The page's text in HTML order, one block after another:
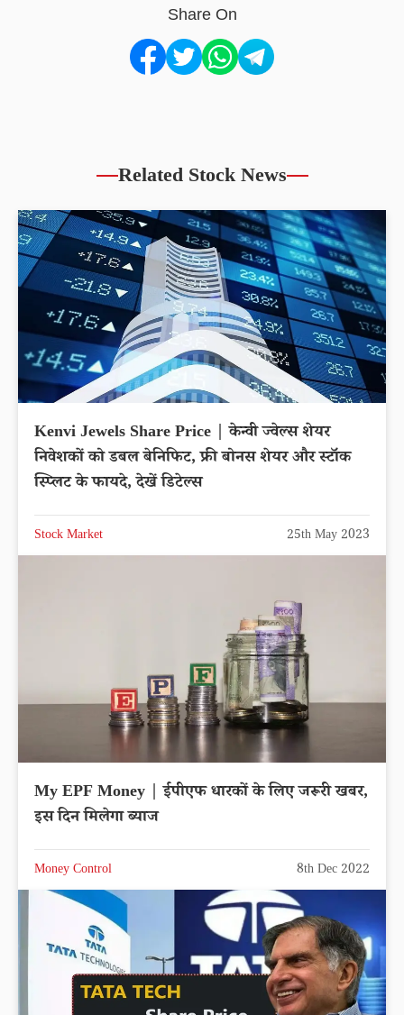
Share On
Related Stock News
Kenvi Jewels Share Price | केन्वी ज्वेल्स शेयर
निवेशकों को डबल बेनिफिट, फ्री बोनस शेयर और स्टॉक
स्प्लिट के फायदे, देखें डिटेल्स
Stock Market 25th May 2023
My EPF Money | ईपीएफ धारकों के लिए जरूरी खबर,
इस दिन मिलेगा ब्याज
Money Control 8th Dec 2022